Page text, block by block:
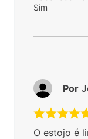
Sim
O estojo é
Por